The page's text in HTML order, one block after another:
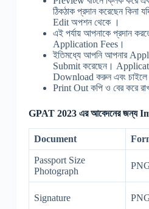
ঠিকঠাক প্রদান করেছেন কিনা
Edit অপশন থেকে ।
এই পর্যায় আপনাকে প্রদান
Application Fees।
ইতিমধ্যে আপনি আপনার
Submit করেছেন।
Download করুন এবং চাইলে
Print Out কপি ও বের করে
GPAT 2023 এর আবেদনের জন্য
Document
Passport Size
Photograph
Signature